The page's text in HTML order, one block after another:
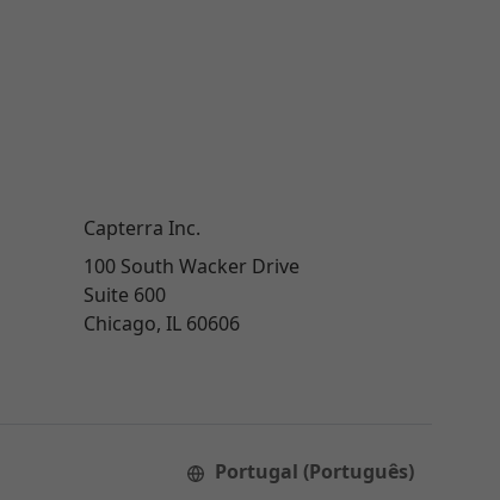
Capterra Inc.
100 South Wacker Drive
Suite 600
Chicago, IL 60606
Portugal (Português)